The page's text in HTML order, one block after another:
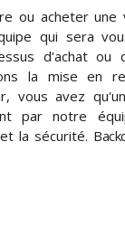
ou acheter une
qui sera
d'achat ou
la mise en
vous avez
par notre
la sécurité.